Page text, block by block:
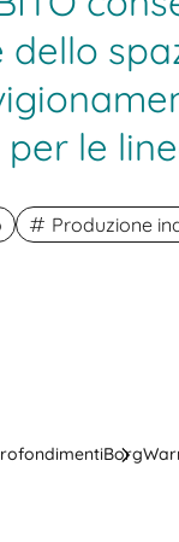
le
Produzione